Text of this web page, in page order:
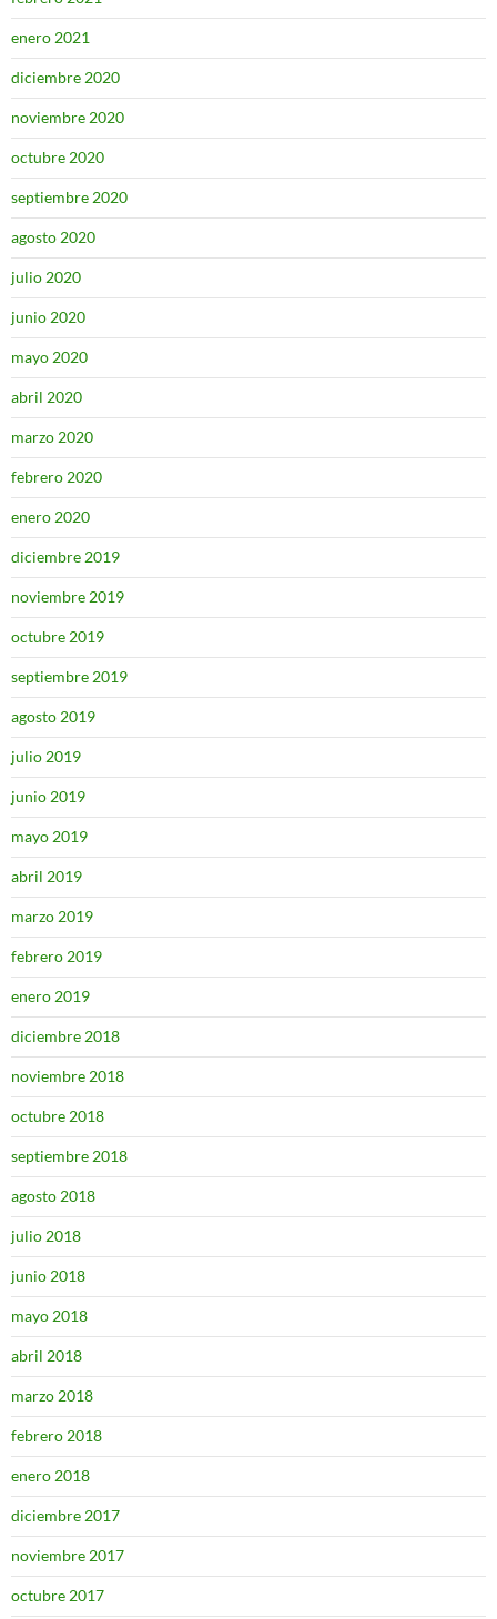
enero 2021
diciembre 2020
noviembre 2020
octubre 2020
septiembre 2020
agosto 2020
julio 2020
junio 2020
mayo 2020
abril 2020
marzo 2020
febrero 2020
enero 2020
diciembre 2019
noviembre 2019
octubre 2019
septiembre 2019
agosto 2019
julio 2019
junio 2019
mayo 2019
abril 2019
marzo 2019
febrero 2019
enero 2019
diciembre 2018
noviembre 2018
octubre 2018
septiembre 2018
agosto 2018
julio 2018
junio 2018
mayo 2018
abril 2018
marzo 2018
febrero 2018
enero 2018
diciembre 2017
noviembre 2017
octubre 2017